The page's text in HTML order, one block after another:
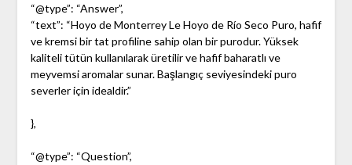
“@type”: “Answer”,
“text”: “Hoyo de Monterrey Le Hoyo de Río Seco Puro, hafif
ve kremsi bir tat profiline sahip olan bir purodur. Yüksek
kaliteli tütün kullanılarak üretilir ve hafif baharatlı ve
meyvemsi aromalar sunar. Başlangıç seviyesindeki puro
severler için idealdir.”
},
“@type”: “Question”,